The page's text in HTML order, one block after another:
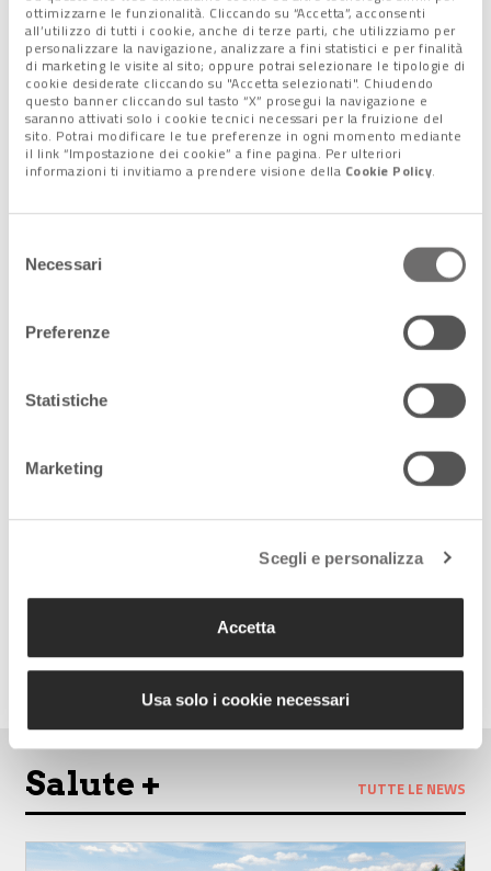
ottimizzarne le funzionalità. Cliccando su “Accetta”, acconsenti
all’utilizzo di tutti i cookie, anche di terze parti, che utilizziamo per
personalizzare la navigazione, analizzare a fini statistici e per finalità
di marketing le visite al sito; oppure potrai selezionare le tipologie di
cookie desiderate cliccando su "Accetta selezionati". Chiudendo
questo banner cliccando sul tasto “X” prosegui la navigazione e
saranno attivati solo i cookie tecnici necessari per la fruizione del
sito. Potrai modificare le tue preferenze in ogni momento mediante
il link “Impostazione dei cookie” a fine pagina. Per ulteriori
informazioni ti invitiamo a prendere visione della Cookie Policy.
delNecessari
Preferenze
Statistiche
Marketing
Scegli e personalizza
Accetta
Usa solo i cookie necessari
Leggi anche:
20 Febbraio 2025
20 febbraio 2020: 5 anni fa, la pandemia
mise in ginocchio il mondo
Da Codogno alla chiusura delle scuole,
Seguici sui nostri canali
Follow us on Facebook
Follow us on Instagram
Salute + TUTTE LE NEWS